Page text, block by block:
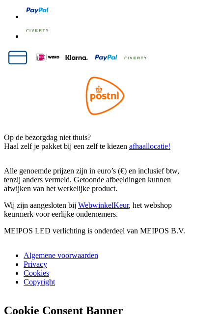
Op de bezorgdag niet thuis?
Haal zelf je pakket bij een zelf te kiezen afhaallocatie!
Alle genoemde prijzen zijn in euro’s (€) en inclusief btw,
tenzij anders vermeld. Getoonde afbeeldingen kunnen
afwijken van het werkelijke product.
Wij zijn aangesloten bij WebwinkelKeur, het webshop
keurmerk voor eerlijke ondernemers.
MEIPOS LED verlichting is onderdeel van MEIPOS B.V.
Algemene voorwaarden
Privacy
Cookies
Copyright
Cookie Consent Banner